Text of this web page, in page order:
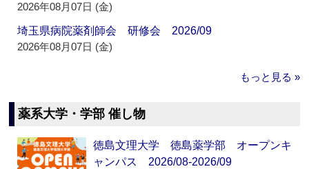
2026年08月07日 (金)
埼玉県病院薬剤師会 研修会 2026/09
2026年08月07日 (金)
もっと見る »
薬系大学・学部 催し物
徳島文理大学 徳島薬学部 オープンキ
ャンパス 2026/08-2026/09